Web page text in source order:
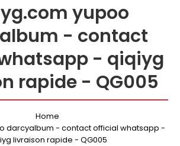
yupoo
- contact
- qiqiyg
rapide - QG005
Home
darcyalbum - contact official whatsapp -
livraison rapide - QG005